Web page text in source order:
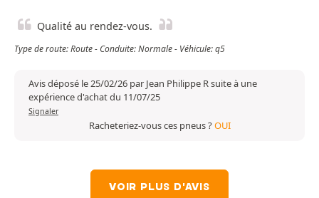
Qualité au rendez-vous.
Type de route: Route - Conduite: Normale - Véhicule: q5
Avis déposé le 25/02/26 par Jean Philippe R suite à une
expérience d'achat du 11/07/25
Signaler
Racheteriez-vous ces pneus ?OUI
VOIR PLUS D'AVIS